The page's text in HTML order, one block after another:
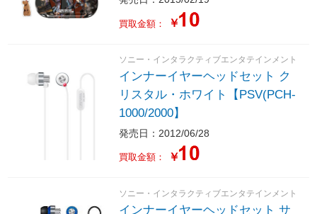
買取金額： ￥
ソニー・インタラクティブエンタテインメント
インナーイヤーヘッドセット ク
リスタル・ホワイト【PSV(PCH-
1000/2000】
発売日：2012/06/28
買取金額： ￥
ソニー・インタラクティブエンタテインメント
インナーイヤーヘッドセット サ